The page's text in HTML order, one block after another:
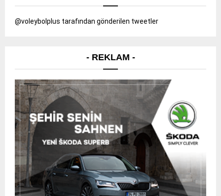
@voleybolplus tarafından gönderilen tweetler
- REKLAM -